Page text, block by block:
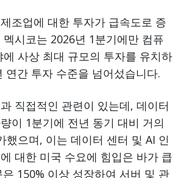
조업에 대한 투자가 급속도로 증
시코는 2026년 1분기에만 컴퓨
에 사상 최대 규모의 투자를 유치하
연간 투자 수준을 넘어섰습니다.
직접적인 관련이 있는데, 데이터
이 1분기에 전년 동기 대비 거의
했으며, 이는 데이터 센터 및 AI 인
대한 미국 수요에 힘입은 바가 큽
150% 이상 성장하여 서버 및 관